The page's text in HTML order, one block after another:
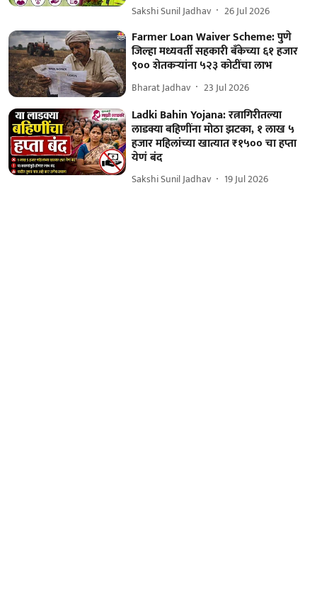
Sakshi Sunil Jadhav 26 Jul 2026
Farmer Loan Waiver Scheme: पुणे
जिल्हा मध्यवर्ती सहकारी बँकेच्या ६१ हजार
९०० शेतकऱ्यांना ५२३ कोटींचा लाभ
Bharat Jadhav 23 Jul 2026
Ladki Bahin Yojana: रत्नागिरीतल्या
लाडक्या बहि‍णींना मोठा झटका, १ लाख ५
हजार महिलांच्या खात्यात ₹१५०० चा हप्ता
येणं बंद
Sakshi Sunil Jadhav 19 Jul 2026